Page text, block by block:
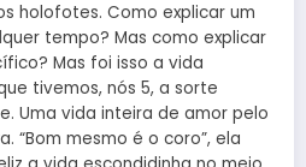
holofotes. Como explicar um
tempo? Mas como explicar
Mas foi isso a vida
tivemos, nós 5, a sorte
Uma vida inteira de amor pelo
“Bom mesmo é o coro”, ela